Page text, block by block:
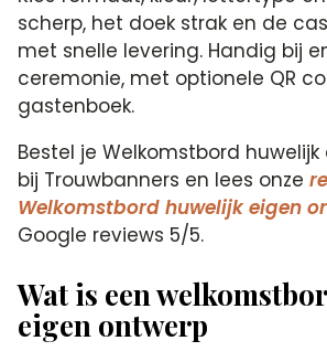
scherp, het doek strak en de
met snelle levering. Handig bij
ceremonie, met optionele QR
gastenboek.
Bestel je Welkomstbord
bij Trouwbanners en lees onze
Welkomstbord huwelijk eigen
Google reviews 5/5.
Wat is een
eigen ontwerp